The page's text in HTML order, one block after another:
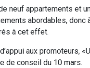
neuf appartements et
abordables, donc
à cet effet.
aux promoteurs,
de conseil du 10 mars.